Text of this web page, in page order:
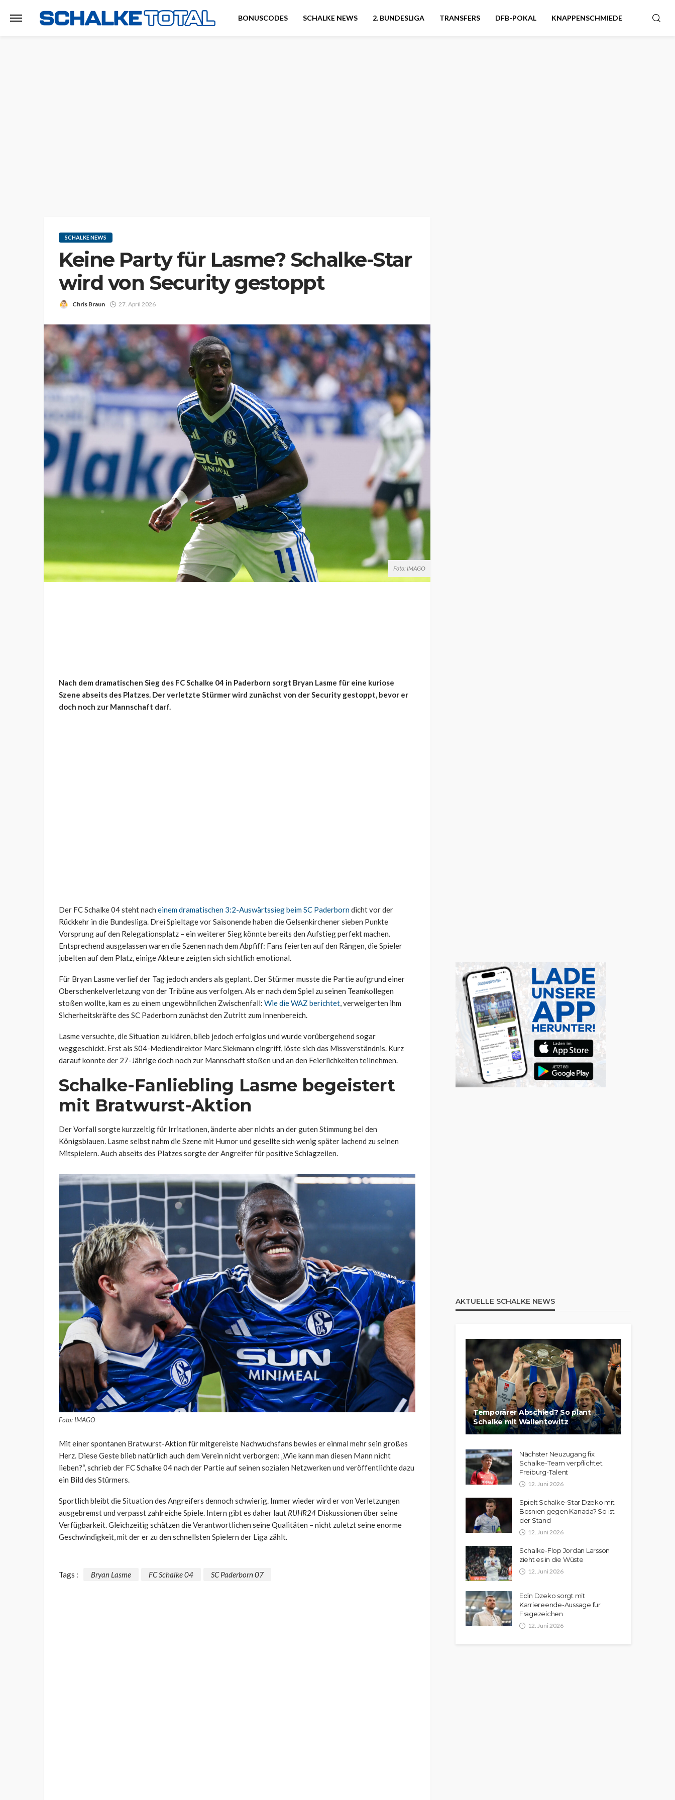
BONUSCODES SCHALKE NEWS 2. BUNDESLIGA TRANSFERS DFB-POKAL KNAPPENSCHMIEDE
SCHALKE NEWS
Keine Party für Lasme? Schalke-Star
wird von Security gestoppt
Chris Braun 27. April 2026
Foto: IMAGO
Nach dem dramatischen Sieg des FC Schalke 04 in Paderborn sorgt Bryan Lasme für eine kuriose
Szene abseits des Platzes. Der verletzte Stürmer wird zunächst von der Security gestoppt, bevor er
doch noch zur Mannschaft darf.
Der FC Schalke 04 steht nach einem dramatischen 3:2-Auswärtssieg beim SC Paderborndicht vor der
Rückkehr in die Bundesliga. Drei Spieltage vor Saisonende haben die Gelsenkirchener sieben Punkte
Vorsprung auf den Relegationsplatz – ein weiterer Sieg könnte bereits den Aufstieg perfekt machen.
Entsprechend ausgelassen waren die Szenen nach dem Abpfiff: Fans feierten auf den Rängen, die Spieler
jubelten auf dem Platz, einige Akteure zeigten sich sichtlich emotional.
Für Bryan Lasme verlief der Tag jedoch anders als geplant. Der Stürmer musste die Partie aufgrund einer
Oberschenkelverletzung von der Tribüne aus verfolgen. Als er nach dem Spiel zu seinen Teamkollegen
stoßen wollte, kam es zu einem ungewöhnlichen Zwischenfall: Wie die WAZ berichtet, verweigerten ihm
Sicherheitskräfte des SC Paderborn zunächst den Zutritt zum Innenbereich.
Lasme versuchte, die Situation zu klären, blieb jedoch erfolglos und wurde vorübergehend sogar
weggeschickt. Erst als S04-Mediendirektor Marc Siekmann eingriff, löste sich das Missverständnis. Kurz
darauf konnte der 27-Jährige doch noch zur Mannschaft stoßen und an den Feierlichkeiten teilnehmen.
Schalke-Fanliebling Lasme begeistert
mit Bratwurst-Aktion
Der Vorfall sorgte kurzzeitig für Irritationen, änderte aber nichts an der guten Stimmung bei den
Königsblauen. Lasme selbst nahm die Szene mit Humor und gesellte sich wenig später lachend zu seinen
Mitspielern. Auch abseits des Platzes sorgte der Angreifer für positive Schlagzeilen.
Foto: IMAGO
Mit einer spontanen Bratwurst-Aktion für mitgereiste Nachwuchsfans bewies er einmal mehr sein großes
Herz. Diese Geste blieb natürlich auch dem Verein nicht verborgen: „Wie kann man diesen Mann nicht
lieben?“, schrieb der FC Schalke 04 nach der Partie auf seinen sozialen Netzwerken und veröffentlichte dazu
ein Bild des Stürmers.
Sportlich bleibt die Situation des Angreifers dennoch schwierig. Immer wieder wird er von Verletzungen
ausgebremst und verpasst zahlreiche Spiele. Intern gibt es daher laut RUHR24 Diskussionen über seine
Verfügbarkeit. Gleichzeitig schätzen die Verantwortlichen seine Qualitäten – nicht zuletzt seine enorme
Geschwindigkeit, mit der er zu den schnellsten Spielern der Liga zählt.
Tags : Bryan Lasme FC Schalke 04 SC Paderborn 07
AKTUELLE SCHALKE NEWS
Temporärer Abschied? So plant
Schalke mit Wallentowitz
Nächster Neuzugang fix:
Schalke-Team verpflichtet
Freiburg-Talent
12. Juni 2026
Spielt Schalke-Star Dzeko mit
Bosnien gegen Kanada? So ist
der Stand
12. Juni 2026
Schalke-Flop Jordan Larsson
zieht es in die Wüste
12. Juni 2026
Edin Dzeko sorgt mit
Karriereende-Aussage für
Fragezeichen
12. Juni 2026